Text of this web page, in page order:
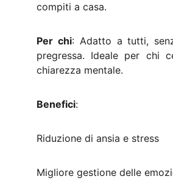
compiti a casa.
Per chi: Adatto a tutti,
pregressa. Ideale per chi
chiarezza mentale.
Benefici:
Riduzione di ansia e stress
Migliore gestione delle